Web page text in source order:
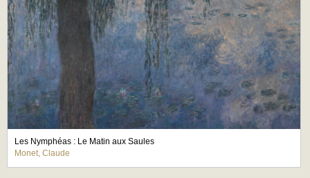
Les Nymphéas : Le Matin aux Saules
Monet, Claude